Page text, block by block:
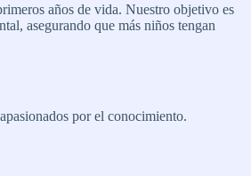
años de vida. Nuestro objetivo es
asegurando que más niños tengan
por el conocimiento.